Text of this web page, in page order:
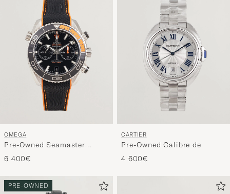
OMEGA
Pre-Owned Seamaster
Planet Ocean Chronograph
600M
6 400€
CARTIER
Pre-Owned Calibre de
4 600€
PRE-OWNED